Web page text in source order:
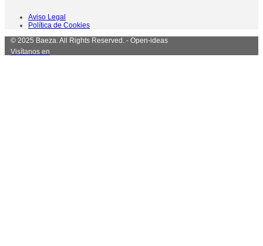
Aviso Legal
Política de Cookies
© 2025 Baeza. All Rights Reserved. - Open-ideas
Visítanos en